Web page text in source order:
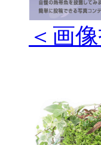
＜画